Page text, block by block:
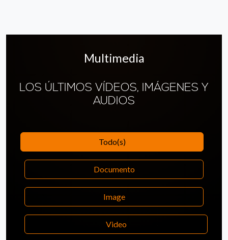
Multimedia
LOS ÚLTIMOS VÍDEOS, IMÁGENES Y
AUDIOS
Todo(s)
Documento
Image
Video